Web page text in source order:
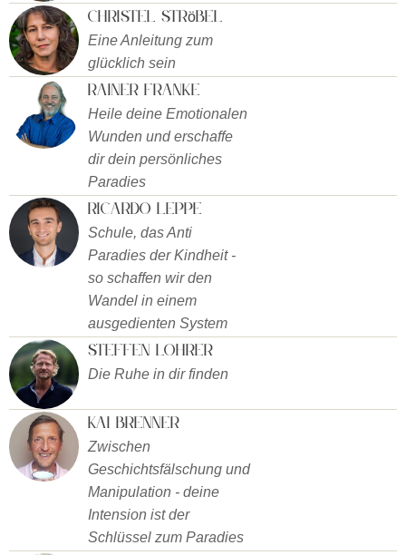
Christel Ströbel
Eine Anleitung zum
glücklich sein
Rainer Franke
Heile deine Emotionalen
Wunden und erschaffe
dir dein persönliches
Paradies
Ricardo Leppe
Schule, das Anti
Paradies der Kindheit -
so schaffen wir den
Wandel in einem
ausgedienten System
Steffen Lohrer
Die Ruhe in dir finden
Kai Brenner
Zwischen
Geschichtsfälschung und
Manipulation - deine
Intension ist der
Schlüssel zum Paradies